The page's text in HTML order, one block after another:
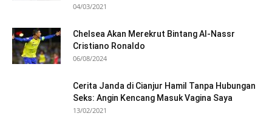
04/03/2021
Chelsea Akan Merekrut Bintang Al-Nassr
Cristiano Ronaldo
06/08/2024
Cerita Janda di Cianjur Hamil Tanpa Hubungan
Seks: Angin Kencang Masuk Vagina Saya
13/02/2021